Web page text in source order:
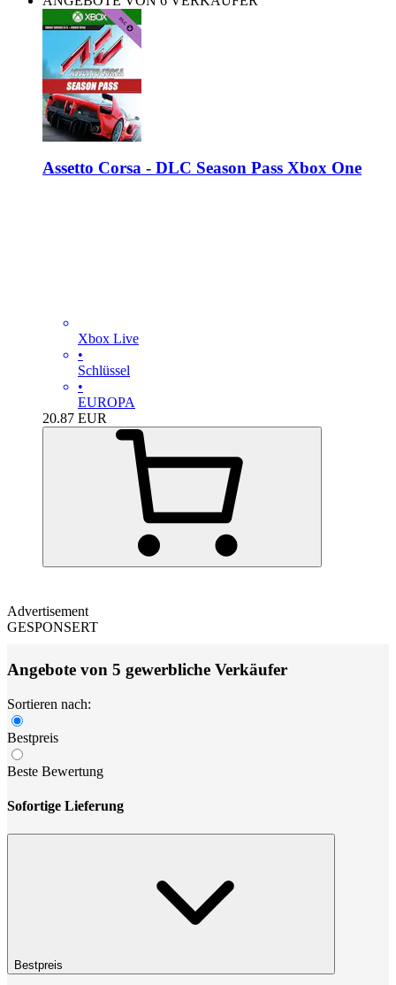
Assetto Corsa - DLC Season Pass Xbox One
Xbox Live
•
Schlüssel
•
EUROPA
20.87 EUR
Advertisement
GESPONSERT
Angebote von 5 gewerbliche Verkäufer
Sortieren nach:
Bestpreis
Beste Bewertung
Sofortige Lieferung
Bestpreis